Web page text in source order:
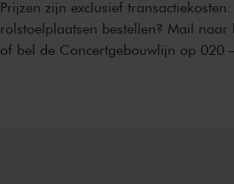
Prijzen zijn exclusief
rolstoelplaatsen bestellen? Mail naar
of bel de Concertgebouwlijn op 020